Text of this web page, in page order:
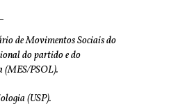
de Movimentos Sociais do
do partido e do
(MES/PSOL).
(USP).